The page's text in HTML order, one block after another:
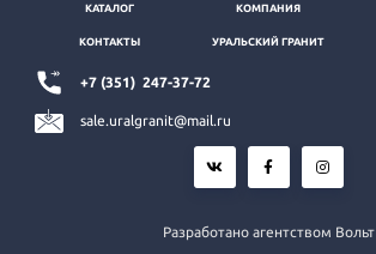
КАТАЛОГ КОМПАНИЯ
КОНТАКТЫ УРАЛЬСКИЙ ГРАНИТ
+7 (351) 247-37-72
sale.uralgranit@mail.ru
Разработано агентством Вольт